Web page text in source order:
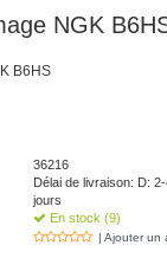
NGK
B6HS
36216
Délai de livraison: D:
jours
En stock (9)
| Ajouter un